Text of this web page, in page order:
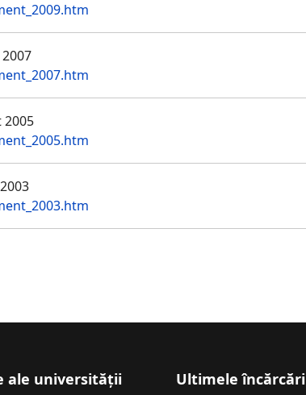
ale universității Ultimele încărcări